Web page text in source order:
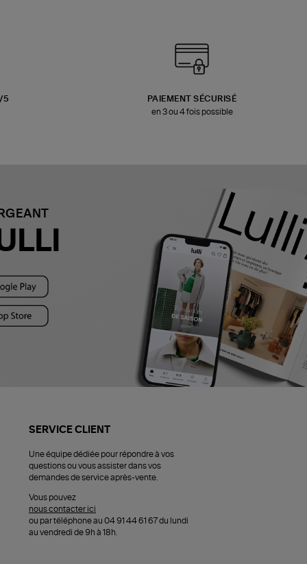
5
PAIEMENT SÉCURISÉ
en 3 ou 4 fois possible
SERVICE CLIENT
Une équipe dédiée pour répondre à vos
questions ou vous assister dans vos
demandes de service après-vente.
Vous pouvez
nous contacter ici
ou par téléphone au 04 91 44 61 67 du lundi
au vendredi de 9h à 18h.